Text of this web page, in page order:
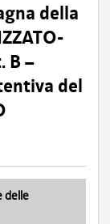
della
B –
del
delle